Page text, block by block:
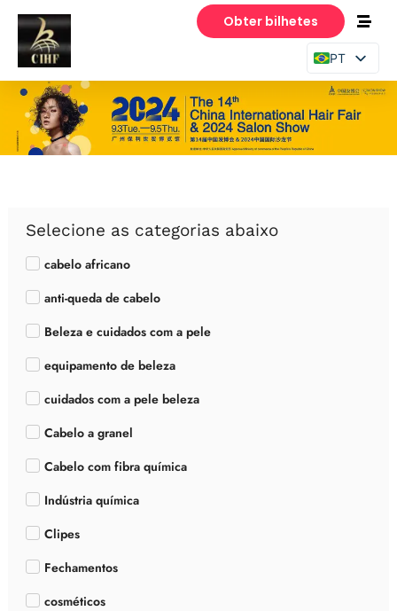
Obter bilhetes
PT
EN
ES
Selecione as categorias abaixo
cabelo africano
anti-queda de cabelo
Beleza e cuidados com a pele
equipamento de beleza
cuidados com a pele beleza
Cabelo a granel
Cabelo com fibra química
Indústria química
Clipes
Fechamentos
cosméticos